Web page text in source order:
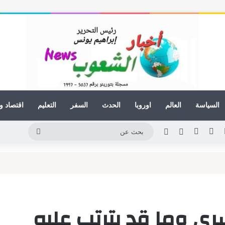
السياسة العالم اوروبا الحدث السفر التعليم اقتصاد
لينكدإنيوتيوب انستقراممقال عشوائي
الوضع المظلم